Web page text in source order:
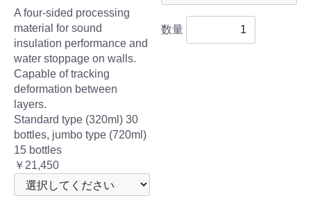
A four-sided processing
material for sound
insulation performance and
water stoppage on walls.
Capable of tracking
deformation between
layers.
Standard type (320ml) 30
bottles, jumbo type (720ml)
15 bottles
￥21,450
数量